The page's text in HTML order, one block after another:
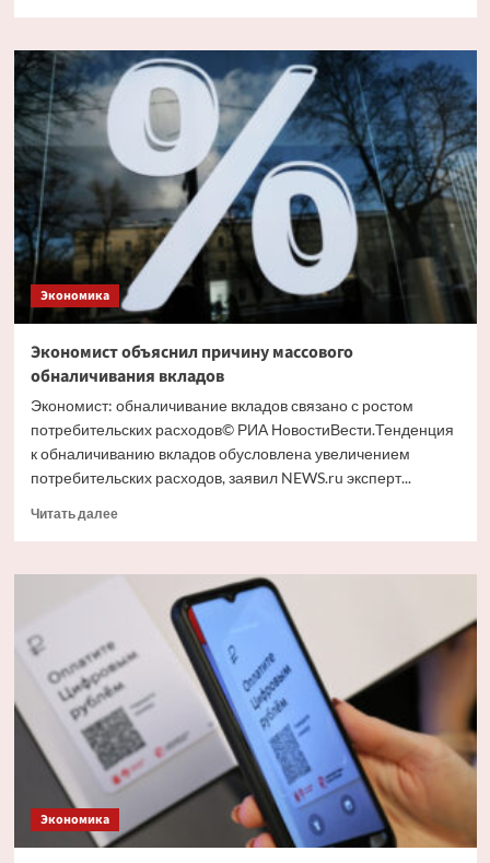
Путин
и
Костин
кредитование
крупных
проектов
Экономика
Экономист объяснил причину массового
обналичивания вкладов
Экономист: обналичивание вкладов связано с ростом
потребительских расходов© РИА НовостиВести.Тенденция
к обналичиванию вкладов обусловлена увеличением
потребительских расходов, заявил NEWS.ru эксперт...
Читать далееПрочитать
Экономист
объяснил
причину
массового
обналичивания
вкладов
Экономика